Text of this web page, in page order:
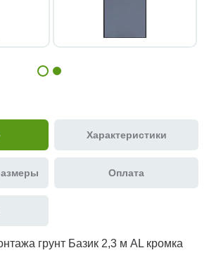
Характеристики
Оплата
грунт Базик 2,3 м AL кромка